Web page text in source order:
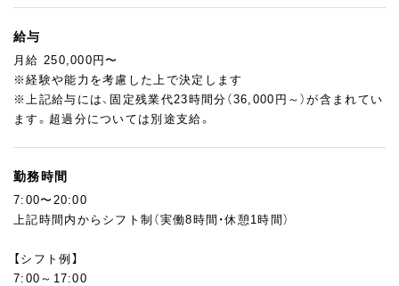
給与
月給 250,000円〜
※経験や能力を考慮した上で決定します
※上記給与には、固定残業代23時間分（36,000円～）が含まれてい
ます。超過分については別途支給。
勤務時間
7:00〜20:00
上記時間内からシフト制（実働8時間・休憩1時間）
【シフト例】
7:00～17:00